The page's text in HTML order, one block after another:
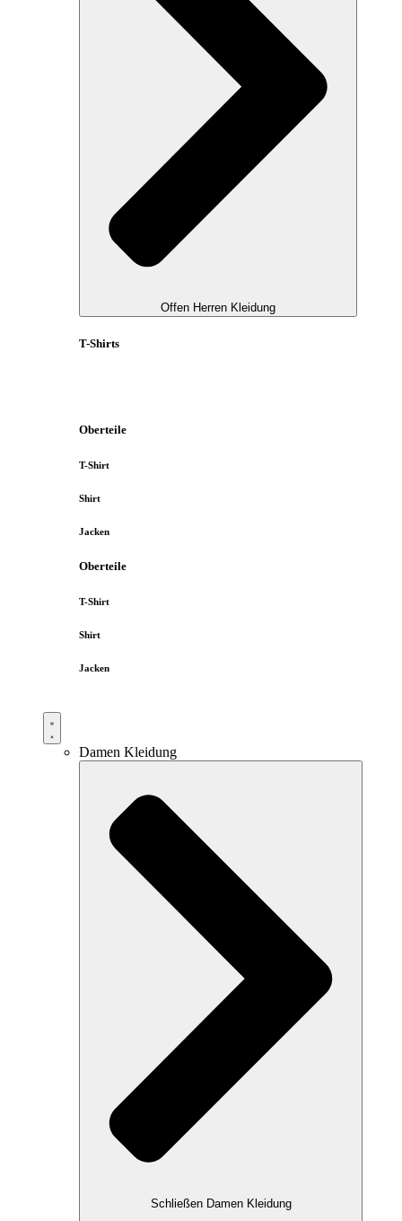
Offen Herren Kleidung
T-Shirts
Oberteile
T-Shirt
Shirt
Jacken
Oberteile
T-Shirt
Shirt
Jacken
Damen Kleidung
Schließen Damen Kleidung